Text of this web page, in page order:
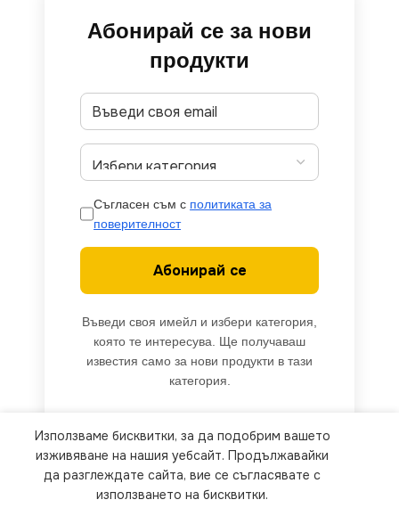
Абонирай се за нови
продукти
Съгласен съм с политиката за
поверителност
Абонирай се
Въведи своя имейл и избери категория,
която те интересува. Ще получаваш
известия само за нови продукти в тази
категория.
We use cookies to improve your experience on our
website. By browsing this website, you agree to
our use of cookies.
Използваме бисквитки, за да подобрим вашето
изживяване на нашия уебсайт. Продължавайки
да разглеждате сайта, вие се съгласявате с
използването на бисквитки.